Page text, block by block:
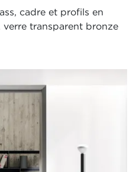
cadre et profils en
transparent bronze